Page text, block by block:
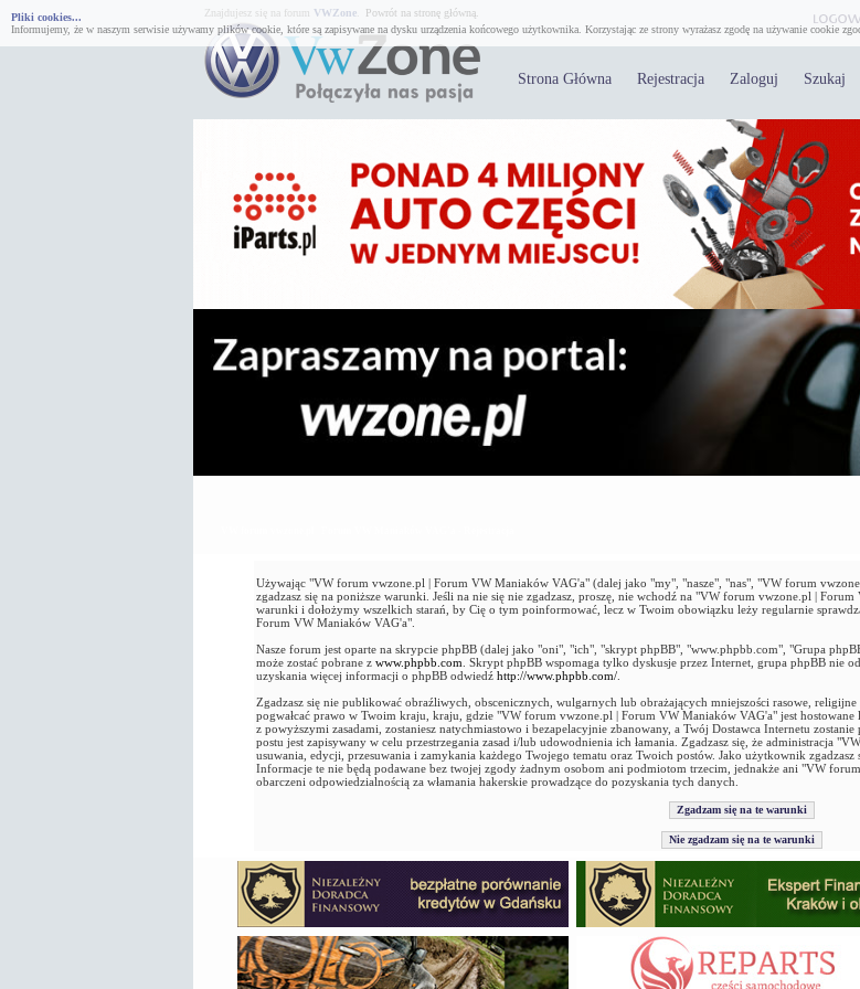
Pliki cookies...
Informujemy, że w naszym serwisie używamy plików cookie, które są zapisywane na dysku urządzenia końcowego użytkownika. Korzystając ze strony wyrażasz zgodę na używanie cookie
Znajdujesz się na forum VWZone. Powrót na stronę główną.
Strona Główna Rejestracja Zaloguj Szukaj
Używając "VW forum vwzone.pl | Forum VW Maniaków VAG'a" (dalej jako "my", "nasze", "nas", "VW forum
zgadzasz się na poniższe warunki. Jeśli na nie się nie zgadzasz, proszę, nie wchodź na "VW forum vwzone.pl |
warunki i dołożymy wszelkich starań, by Cię o tym poinformować, lecz w Twoim obowiązku leży regularnie
Forum VW Maniaków VAG'a".
Nasze forum jest oparte na skrypcie phpBB (dalej jako "oni", "ich", "skrypt phpBB", "www.phpbb.com", "Grupa
może zostać pobrane z www.phpbb.com . Skrypt phpBB wspomaga tylko dyskusje przez Internet, grupa phpBB nie
uzyskania więcej informacji o phpBB odwiedź http://www.phpbb.com/
Zgadzasz się nie publikować obraźliwych, obscenicznych, wulgarnych lub obrażających mniejszości rasowe,
pogwałcać prawo w Twoim kraju, kraju, gdzie "VW forum vwzone.pl | Forum VW Maniaków VAG'a" jest
z powyższymi zasadami, zostaniesz natychmiastowo i bezapelacyjnie zbanowany, a Twój Dostawca Internetu
postu jest zapisywany w celu przestrzegania zasad i/lub udowodnienia ich łamania. Zgadzasz się, że administracja
usuwania, edycji, przesuwania i zamykania każdego Twojego tematu oraz Twoich postów. Jako użytkownik
Informacje te nie będą podawane bez twojej zgody żadnym osobom ani podmiotom trzecim, jednakże ani "VW
obarczeni odpowiedzialnością za włamania hakerskie prowadzące do pozyskania tych danych.